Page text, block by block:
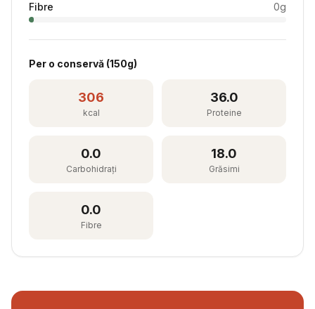
Fibre 0g
Per o conservă (150g)
306
kcal
36.0
Proteine
0.0
Carbohidrați
18.0
Grăsimi
0.0
Fibre